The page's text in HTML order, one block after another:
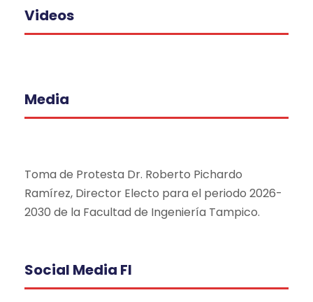
Videos
Media
Toma de Protesta Dr. Roberto Pichardo
Ramírez, Director Electo para el periodo 2026-
2030 de la Facultad de Ingeniería Tampico.
Social Media FI